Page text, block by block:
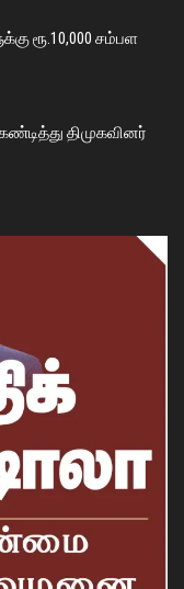
ரூ.10,000 சம்பள
திமுகவினர்